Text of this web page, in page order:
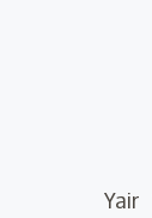
Yair